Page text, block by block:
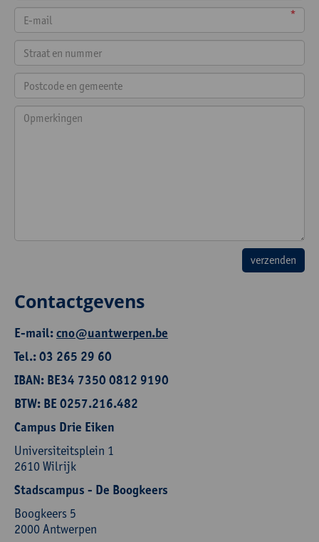
*
Contactgevens
E-mail:cno@uantwerpen.be
Tel.: 03 265 29 60
IBAN: BE34 7350 0812 9190
BTW: BE 0257.216.482
Campus Drie Eiken
Universiteitsplein 1
2610 Wilrijk
Stadscampus - De Boogkeers
Boogkeers 5
2000 Antwerpen